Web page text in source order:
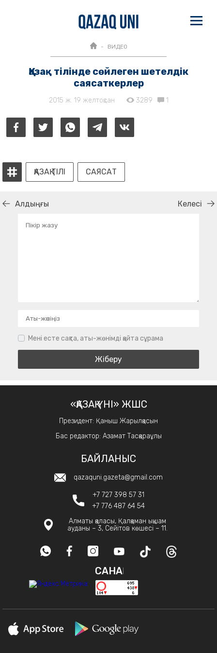
ВИДЕО
Қазақ тілінде сөйлеген шетелдік
саясаткерлер
2015 ж. 19 желтоқсан 3289 1
ҚАЗАҚ ТІЛІ САЯСАТ
Алдыңғы Келесі
Мені есте сақта, аты-жөнімді қайта сұрама
«ҚАЗАҚ ҮНІ» ЖШС
Президент: Қаныш Жарылқасын
Бас редактор: Азамат Тасқараұлы
БАЙЛАНЫС
qazaquni.gazeta@gmail.com
+7 727 398 57 31
+7 776 487 64 54
Алматы қаласы, Қалқаман ықшам
ауданы – 3, Сейітов көшесі – 11.
САНАҚ